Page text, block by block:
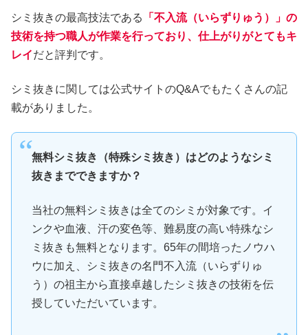
シミ抜きの最高技法である
「不入流（いらずりゅう）」の
技術を持つ職人が作業を行っており、仕上がりがとてもキ
レイだと評判です。
シミ抜きに関しては公式サイトのQ&Aでもたくさんの記
載がありました。
無料シミ抜き（特殊シミ抜き）はどのようなシミ
抜きまでできますか？
当社の無料シミ抜きは全てのシミが対象です。イ
ンクや血液、汗の変色等、難易度の高い特殊なシ
ミ抜きも無料となります。65年の間培ったノウハ
ウに加え、シミ抜きの名門不入流（いらずりゅ
う）の祖主から直接卓越したシミ抜きの技術を伝
授していただいています。